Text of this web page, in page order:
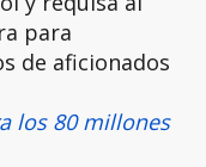
para
de aficionados
los 80 millones